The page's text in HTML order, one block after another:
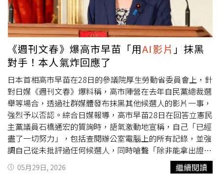
實，在自民黨總裁選舉期間，他根據高市團隊的授意，透過
AI每日生成100至200部網路影片。其中，約70%的影片用
於抹黑黨內的主要競爭對手、現任防長小泉進次郎，將其醜
化為「無能傀儡」；10%用於攻擊現任總務大臣林芳正；其
餘20%則用來吹捧高市本人。 6月3日，《週刊文春》還公
開了1段據稱來自去年12月影片製作人與高市秘書線上會議
的錄音。隨後，有在野黨議員要求高市確認該名秘書是否出
席了這場會議，但高市在4日的國會會議上拒絕回應。她表
示，自己是在當天凌晨約3時30分才收到相關要求，而且並
不打算訂閱該雜誌來確認錄音內容。當日本在野黨「立憲民
主黨」議員詢問她是否會對該《週刊文春》的報導提出抗議
時，她表示：「我正在治理國家，沒有時間處理那種事
情。」然而，最終高市仍被迫聆聽錄音，因為「中道改革聯
合」也取得了《週刊文春》的授權並提供錄音內容。對此，
高市在5日的國會會議中表示：「我昨天很晚才確認了那段
《週刊文春》爆高市早苗「用AI影片 」抹黑
對手！本人氣炸回應了
日本首相高市早苗在28日的參議院厚生勞動省委員會上，針
對日媒《週刊文春》爆料稱，高市陣營在去年自民黨總裁選
舉等場合，透過社群媒體發布抹黑其他候選人的影片一事，
強烈予以否認。綜合日媒報導，高市早苗28日在回答立憲民
主黨議員石橋通宏的質詢時，語氣激動地宣稱，自己「已經
盡了一切努力」，包括查閱辦公室電腦上的所有記錄，並強
調自己從未批評過任何候選人，同時嗆聲「除非能拿出證
據，否則被塑造這種負面印象是非常令人不快的。」日前
05月29日, 2026 繼續閱讀